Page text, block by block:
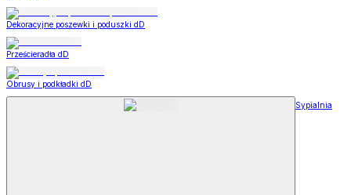
Dekoracyjne poszewki i poduszki dD
Prześcieradła dD
Obrusy i podkładki dD
Sypialnia